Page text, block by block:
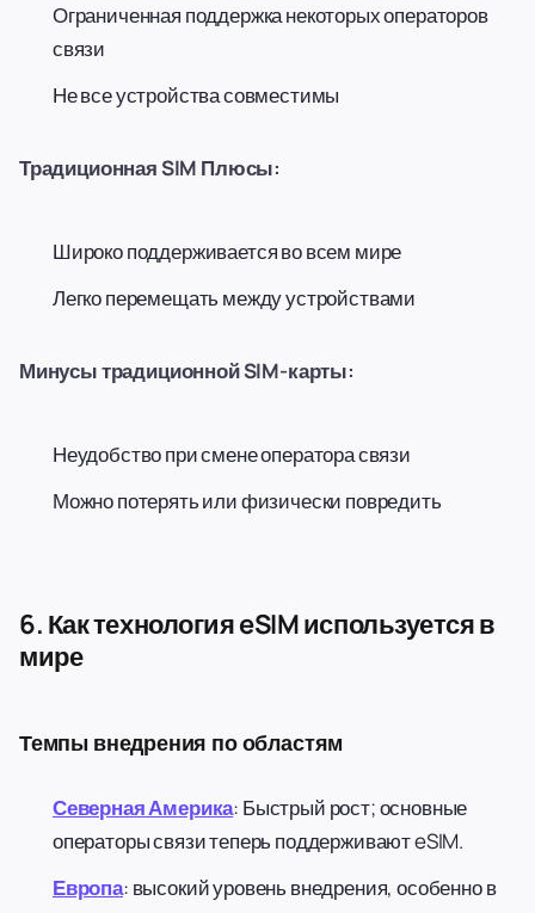
Ограниченная поддержка некоторых операторов
связи
Не все устройства совместимы
Традиционная SIM Плюсы:
Широко поддерживается во всем мире
Легко перемещать между устройствами
Минусы традиционной SIM-карты:
Неудобство при смене оператора связи
Можно потерять или физически повредить
6. Как технология eSIM используется в
мире
Темпы внедрения по областям
Северная Америка: Быстрый рост; основные
операторы связи теперь поддерживают eSIM.
Европа: высокий уровень внедрения, особенно в